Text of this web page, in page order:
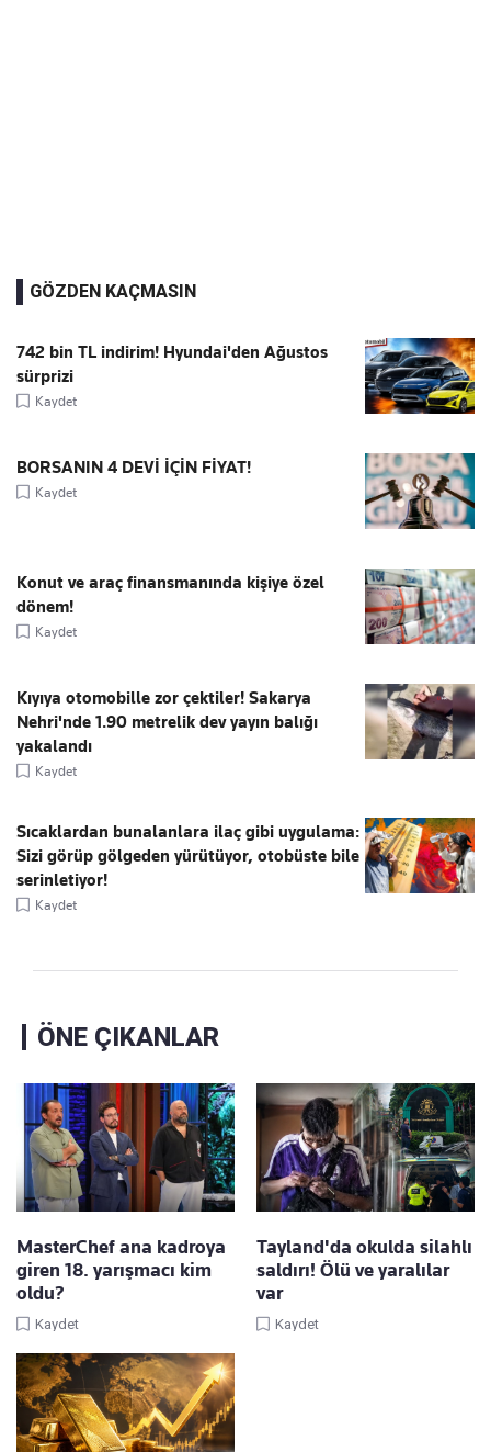
GÖZDEN KAÇMASIN
742 bin TL indirim! Hyundai'den Ağustos
sürprizi
Kaydet
BORSANIN 4 DEVİ İÇİN FİYAT!
Kaydet
Konut ve araç finansmanında kişiye özel
dönem!
Kaydet
Kıyıya otomobille zor çektiler! Sakarya
Nehri'nde 1.90 metrelik dev yayın balığı
yakalandı
Kaydet
Sıcaklardan bunalanlara ilaç gibi uygulama:
Sizi görüp gölgeden yürütüyor, otobüste bile
serinletiyor!
Kaydet
ÖNE ÇIKANLAR
MasterChef ana kadroya
giren 18. yarışmacı kim
oldu?
Kaydet
Tayland'da okulda silahlı
saldırı! Ölü ve yaralılar
var
Kaydet